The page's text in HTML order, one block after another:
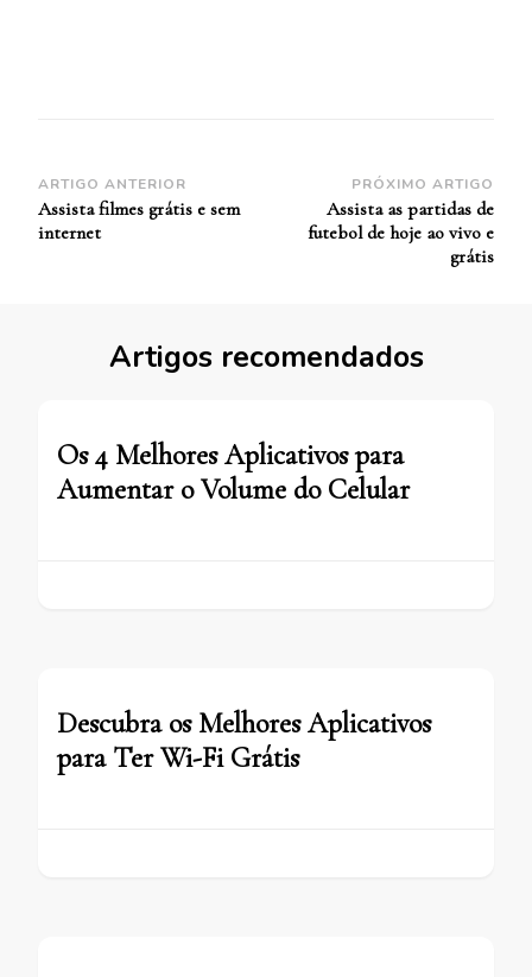
Navegação
de
ARTIGO ANTERIOR
Assista filmes grátis e sem
internet
PRÓXIMO ARTIGO
Assista as partidas de
futebol de hoje ao vivo e
grátis
Artigos recomendados
Os 4 Melhores Aplicativos para
Aumentar o Volume do Celular
Descubra os Melhores Aplicativos
para Ter Wi-Fi Grátis